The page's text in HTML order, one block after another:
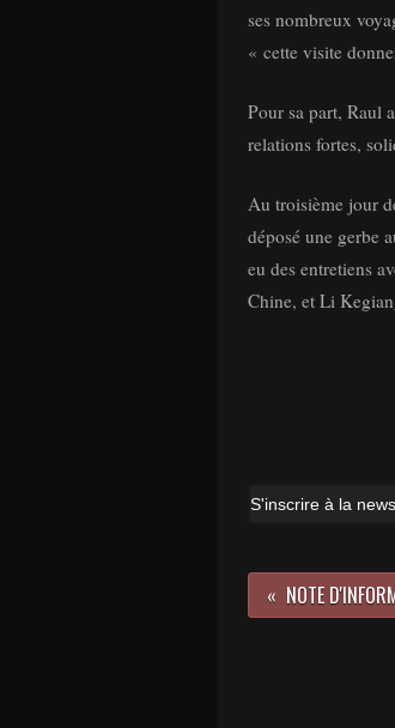
ses nombreux
« cette visite
Pour sa part, Raul
relations fortes,
Au troisième jour
déposé une gerbe
eu des entretiens
Chine, et Li
S'inscrire à la